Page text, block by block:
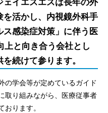
ェイエスエスは長年の外
活かし、内視鏡外科手
感染症対策」に伴う医
上と向き合う会社とし
続けて参ります。
の学会等が定めているガイド
取り組みながら、医療従事者
おります。